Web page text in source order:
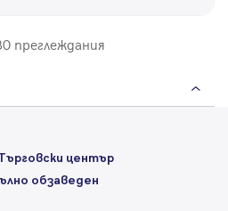
преглеждания
център
обзаведен